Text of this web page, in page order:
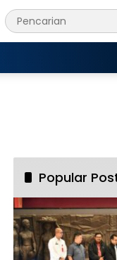
Popular